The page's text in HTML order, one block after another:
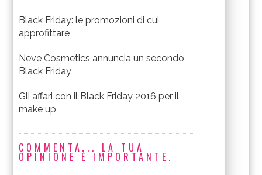
Black Friday: le promozioni di cui
approfittare
Neve Cosmetics annuncia un secondo
Black Friday
Gli affari con il Black Friday 2016 per il
make up
COMMENTA... LA TUA
OPINIONE È IMPORTANTE.